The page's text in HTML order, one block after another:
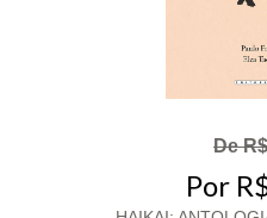
De
Por